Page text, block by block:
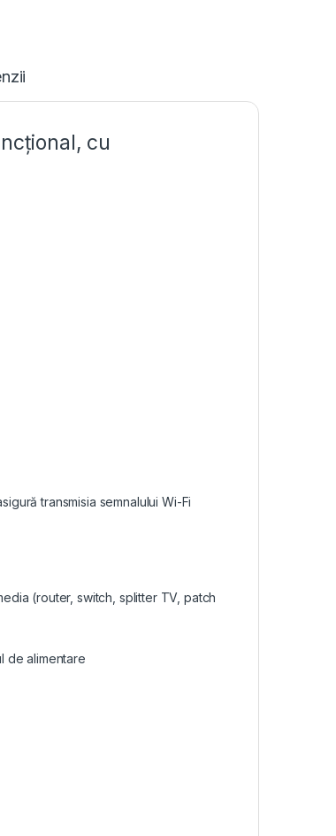
cu
transmisia semnalului Wi-Fi
(router, switch, splitter TV, patch
de alimentare